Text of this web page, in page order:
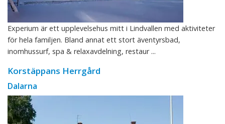
Experium är ett upplevelsehus mitt i Lindvallen med aktiviteter
för hela familjen. Bland annat ett stort äventyrsbad,
inomhussurf, spa & relaxavdelning, restaur ...
Korstäppans Herrgård
Dalarna